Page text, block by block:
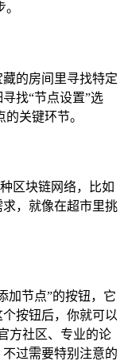
的房间里寻找特定
找“节点设置”选
关键环节。
区块链网络，比如
，就像在超市里挑
加节点”的按钮，它
按钮后，你就可以
方社区、专业的论
过需要特别注意的